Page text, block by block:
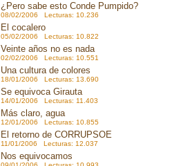
¿Pero sabe esto Conde Pumpido?
08/02/2006 Lecturas: 10.236
El cocalero
05/02/2006 Lecturas: 10.822
Veinte años no es nada
02/02/2006 Lecturas: 10.551
Una cultura de colores
18/01/2006 Lecturas: 13.690
Se equivoca Girauta
14/01/2006 Lecturas: 11.403
Más claro, agua
12/01/2006 Lecturas: 10.855
El retorno de CORRUPSOE
11/01/2006 Lecturas: 12.037
Nos equivocamos